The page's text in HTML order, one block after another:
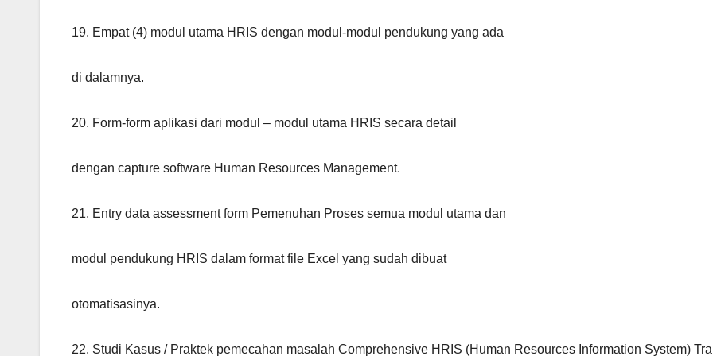
19. Empat (4) modul utama HRIS dengan modul-modul pendukung yang ada
di dalamnya.
20. Form-form aplikasi dari modul – modul utama HRIS secara detail
dengan capture software Human Resources Management.
21. Entry data assessment form Pemenuhan Proses semua modul utama dan
modul pendukung HRIS dalam format file Excel yang sudah dibuat
otomatisasinya.
22. Studi Kasus / Praktek pemecahan masalah Comprehensive HRIS (Human Resources Information System)